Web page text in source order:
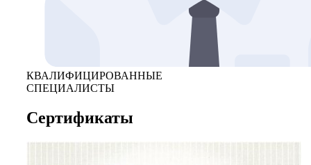
КВАЛИФИЦИРОВАННЫЕ
СПЕЦИАЛИСТЫ
Сертификаты